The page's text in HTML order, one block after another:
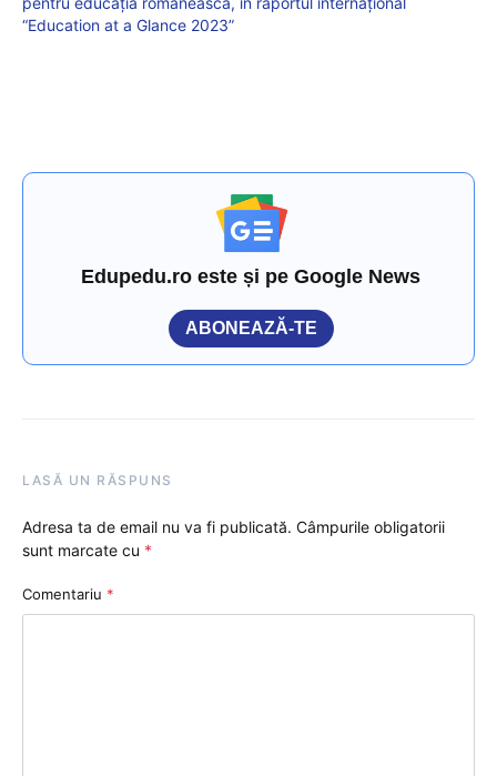
“Education at a Glance 2023”
Edupedu.ro este și pe Google News
ABONEAZĂ-TE
LASĂ UN RĂSPUNS
Adresa ta de email nu va fi publicată. Câmpurile obligatorii
sunt marcate cu *
Comentariu *